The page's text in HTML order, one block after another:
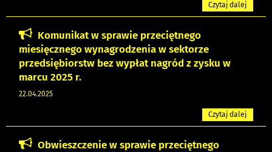
Czytaj dalej
Komunikat w sprawie przeciętnego
miesięcznego wynagrodzenia w sektorze
przedsiębiorstw bez wypłat nagród z zysku w
marcu 2025 r.
22.04.2025
Czytaj dalej
Obwieszczenie w sprawie przeciętnego